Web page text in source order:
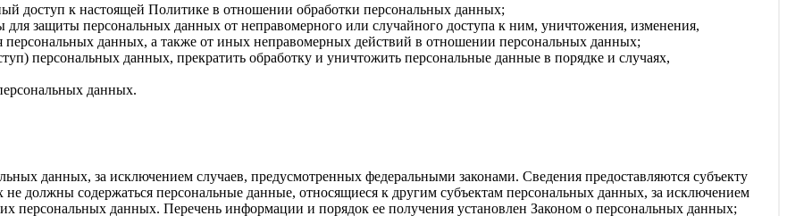
доступ к настоящей Политике в отношении обработки персональных данных;
защиты персональных данных от неправомерного или случайного доступа к ним, уничтожения, изменения,
персональных данных, а также от иных неправомерных действий в отношении персональных данных;
персональных данных, прекратить обработку и уничтожить персональные данные в порядке и случаях,
данных.
данных, за исключением случаев, предусмотренных федеральными законами. Сведения предоставляются субъекту
должны содержаться персональные данные, относящиеся к другим субъектам персональных данных, за исключением
персональных данных. Перечень информации и порядок ее получения установлен Законом о персональных данных;